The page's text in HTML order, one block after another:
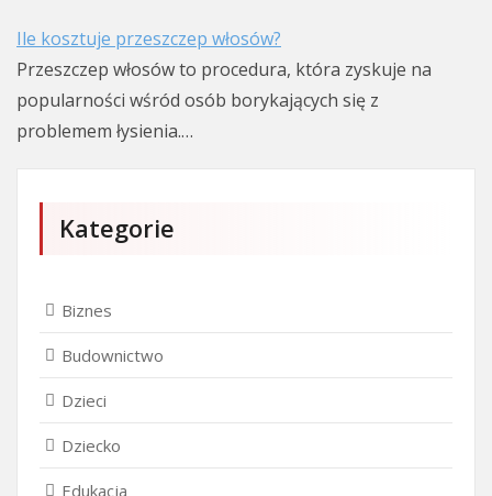
Ile kosztuje przeszczep włosów?
Przeszczep włosów to procedura, która zyskuje na
popularności wśród osób borykających się z
problemem łysienia.…
Kategorie
Biznes
Budownictwo
Dzieci
Dziecko
Edukacja